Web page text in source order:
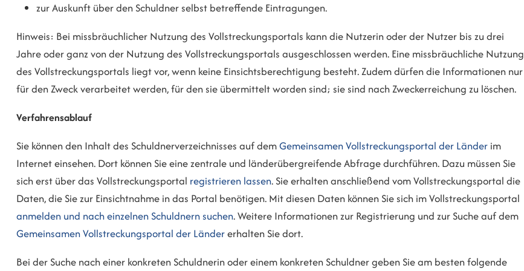
zur Auskunft über den Schuldner selbst betreffende Eintragungen.
Hinweis: Bei missbräuchlicher Nutzung des Vollstreckungsportals kann die Nutzerin oder der Nutzer bis zu drei
Jahre oder ganz von der Nutzung des Vollstreckungsportals ausgeschlossen werden. Eine missbräuchliche Nutzung
des Vollstreckungsportals liegt vor,wenn keine Einsichtsberechtigung besteht. Zudem dürfen die Informationen nur
für den Zweck verarbeitet werden, für den sie übermittelt worden sind; sie sind nach Zweckerreichung zu löschen.
Verfahrensablauf
Sie können den Inhalt des Schuldnerverzeichnisses auf demGemeinsamen Vollstreckungsportal der Länder im
Internet einsehen. Dort können Sie eine zentrale und länderübergreifende Abfrage durchführen. Dazu müssen Sie
sich erst über das Vollstreckungsportal registrieren lassen. Sie erhalten anschließend vom Vollstreckungsportal die
Daten, die Sie zur Einsichtnahme in das Portal benötigen. Mit diesen Daten können Sie sich im Vollstreckungsportal
anmelden und nach einzelnen Schuldnern suchen. Weitere Informationen zur Registrierung und zur Suche auf dem
Gemeinsamen Vollstreckungsportal der Ländererhalten Sie dort.
Bei der Suche nach einer konkreten Schuldnerin oder einem konkreten Schuldner geben Sie am besten folgende